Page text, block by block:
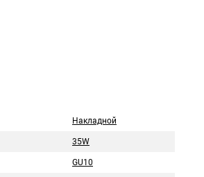
Накладной
35W
GU10